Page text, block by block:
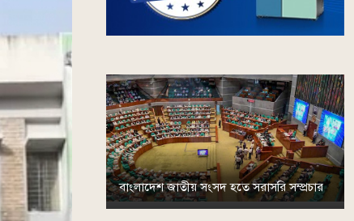
বাংলাদেশ জাতীয় সংসদ হতে সরাসরি সম্প্রচার